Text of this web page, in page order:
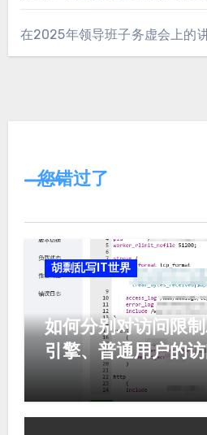
在2025年领导班子务虚会上的
您错过了
胡剽乱写IT世界
如何分别对访问限
引擎、普通用户的